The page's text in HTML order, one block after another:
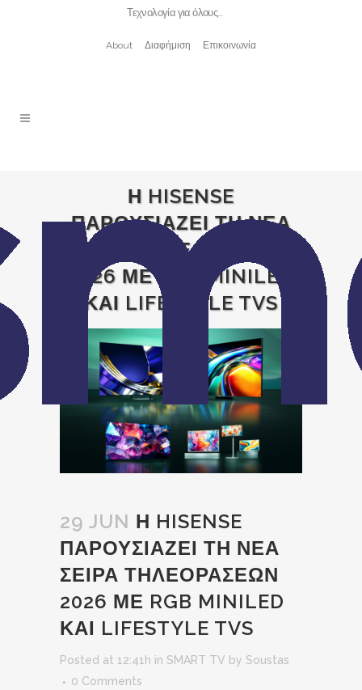
Τεχνολογία για όλους…
About Διαφήμιση Επικοινωνία
Η HISENSE
ΠΑΡΟΥΣΙΑΖΕΙ ΤΗ ΝΕΑ
ΣΕΙΡΑ ΤΗΛΕΟΡΑΣΕΩΝ
2026 ΜΕ RGB MINILED
ΚΑΙ LIFESTYLE TVS
29 JUN Η HISENSE
ΠΑΡΟΥΣΙΑΖΕΙ ΤΗ ΝΕΑ
ΣΕΙΡΑ ΤΗΛΕΟΡΑΣΕΩΝ
2026 ΜΕ RGB MINILED
ΚΑΙ LIFESTYLE TVS
Posted at 12:41h in SMART TV by Soustas
0 Comments